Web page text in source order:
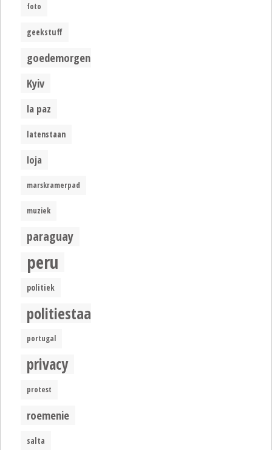
foto
geekstuff
goedemorgen
Kyiv
la paz
latenstaan
loja
marskramerpad
muziek
paraguay
peru
politiek
politiestaat
portugal
privacy
protest
roemenie
salta